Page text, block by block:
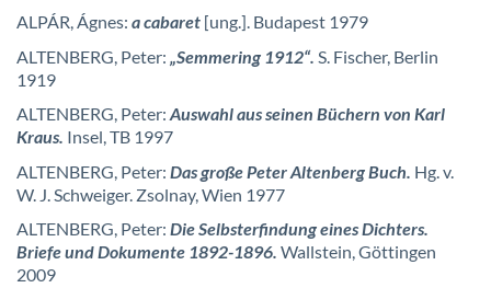
ALPÁR, Ágnes: a cabaret [ung.]. Budapest 1979
ALTENBERG, Peter: „Semmering 1912“. S. Fischer, Berlin
1919
ALTENBERG, Peter:Auswahl aus seinen Büchern von Karl
Kraus. Insel, TB 1997
ALTENBERG, Peter: Das große Peter Altenberg Buch. Hg. v.
W. J. Schweiger. Zsolnay, Wien 1977
ALTENBERG, Peter: Die Selbsterfindung eines Dichters.
Briefe und Dokumente 1892-1896. Wallstein, Göttingen
2009